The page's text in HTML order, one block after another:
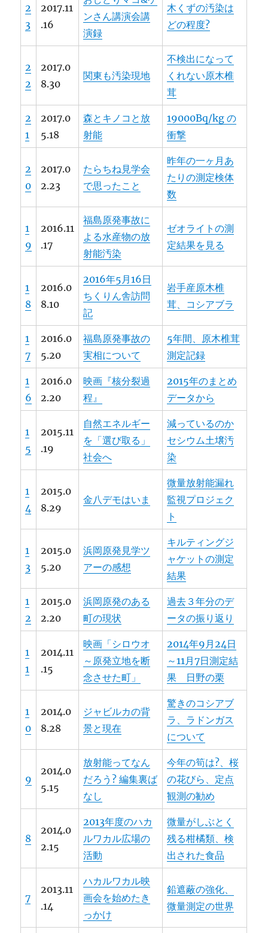
2
3
2017.11
.16
ンさん講演会講
演録
木くずの汚染は
どの程度?
2
2
2017.0
8.30
関東も汚染現地
不検出になって
くれない原木椎
茸
2
1
2017.0
5.18
森とキノコと放
射能
19000Bq/kg の
衝撃
2
0
2017.0
2.23
たらちね見学会
で思ったこと
昨年の一ヶ月あ
たりの測定検体
数
1
9
2016.11
.17
福島原発事故に
よる水産物の放
射能汚染
ゼオライトの測
定結果を見る
1
8
2016.0
8.10
2016年5月16日
ちくりん舎訪問
記
岩手産原木椎
茸、コシアブラ
1
7
2016.0
5.20
福島原発事故の
実相について
5年間、原木椎茸
測定記録
1
6
2016.0
2.20
映画『核分裂過
程』
2015年のまとめ
データから
1
5
2015.11
.19
自然エネルギー
を「選び取る」
社会へ
減っているのか
セシウム土壌汚
染
1
4
2015.0
8.29
金八デモはいま
微量放射能漏れ
監視プロジェク
ト
1
3
2015.0
5.20
浜岡原発見学ツ
アーの感想
キルティングジ
ャケットの測定
結果
1
2
2015.0
2.20
浜岡原発のある
町の現状
過去３年分のデ
ータの振り返り
1
1
2014.11
.15
映画「シロウオ
～原発立地を断
念させた町」
2014年9月24日
～11月7日測定結
果 日野の栗
1
0
2014.0
8.28
ジャビルカの背
景と現在
驚きのコシアブ
ラ、ラドンガス
について
9
2014.0
5.15
放射能ってなん
だろう? 編集裏ば
なし
今年の筍は?、桜
の花びら、定点
観測の勧め
8
2014.0
2.15
2013年度のハカ
ルワカル広場の
活動
微量がしぶとく
残る柑橘類、検
出された食品
7
2013.11
.14
ハカルワカル映
画会を始めたき
っかけ
鉛遮蔽の強化、
微量測定の世界